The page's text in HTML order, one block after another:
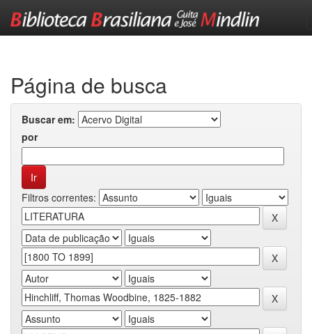
Página de busca
Buscar em:
por
Filtros correntes: